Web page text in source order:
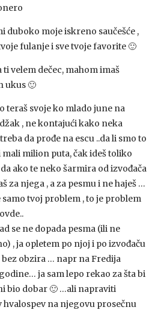
duboko moje iskreno saučešće ,
fulanje i sve tvoje favorite 🙂
ti velem dečec, mahom imaš
ukus 🙂
teraš svoje ko mlado june na
, ne kontajući kako neka
da prođe na escu ..da li smo to
mali milion puta, čak ideš toliko
ako te neko šarmira od izvođača
za njega , a za pesmu i ne haješ …
samo tvoj problem , to je problem
se ne dopada pesma (ili ne
, ja opletem po njoj i po izvođaču
bez obzira … napr na Fredija
ja sam lepo rekao za šta bi
bio dobar 🙂 …ali napraviti
hvalospev na njegovu prosečnu